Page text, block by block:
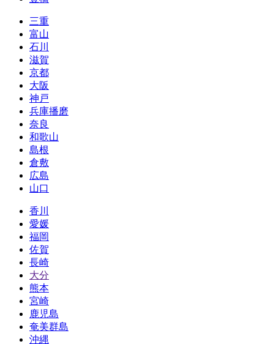
三重
富山
石川
滋賀
京都
大阪
神戸
兵庫播磨
奈良
和歌山
島根
倉敷
広島
山口
香川
愛媛
福岡
佐賀
長崎
大分
熊本
宮崎
鹿児島
奄美群島
沖縄